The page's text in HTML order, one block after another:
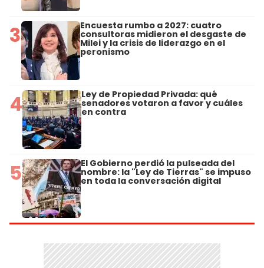
3 Encuesta rumbo a 2027: cuatro
consultoras midieron el desgaste de
Milei y la crisis de liderazgo en el
peronismo
4 Ley de Propiedad Privada: qué
senadores votaron a favor y cuáles
en contra
5 El Gobierno perdió la pulseada del
nombre: la "Ley de Tierras" se impuso
en toda la conversación digital